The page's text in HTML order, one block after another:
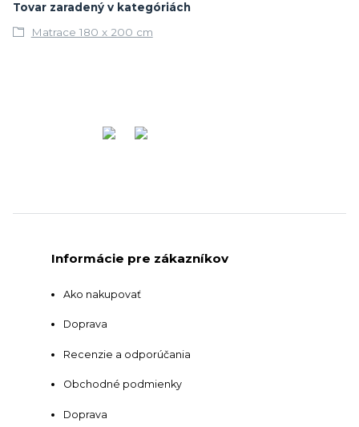
Tovar zaradený v kategóriách
Matrace 180 x 200 cm
Informácie pre zákazníkov
Ako nakupovať
Doprava
Recenzie a odporúčania
Obchodné podmienky
Doprava